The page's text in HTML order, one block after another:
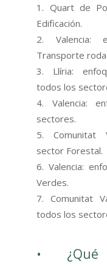
Quart de
Edificación.
Valencia:
Transporte
Llíria:
todos los
Valencia:
sectores.
Comunitat
sector Forestal.
Valencia:
Verdes.
Comunitat
todos los
• ¿Qué